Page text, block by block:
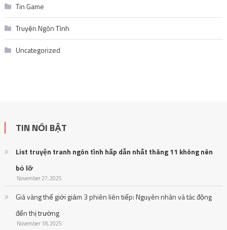
Tin Game
Truyện Ngôn Tình
Uncategorized
TIN NỔI BẬT
List truyện tranh ngôn tình hấp dẫn nhất tháng 11 không nên
bỏ lỡ
November 27, 2025
Giá vàng thế giới giảm 3 phiên liên tiếp: Nguyên nhân và tác động
đến thị trường
November 18, 2025